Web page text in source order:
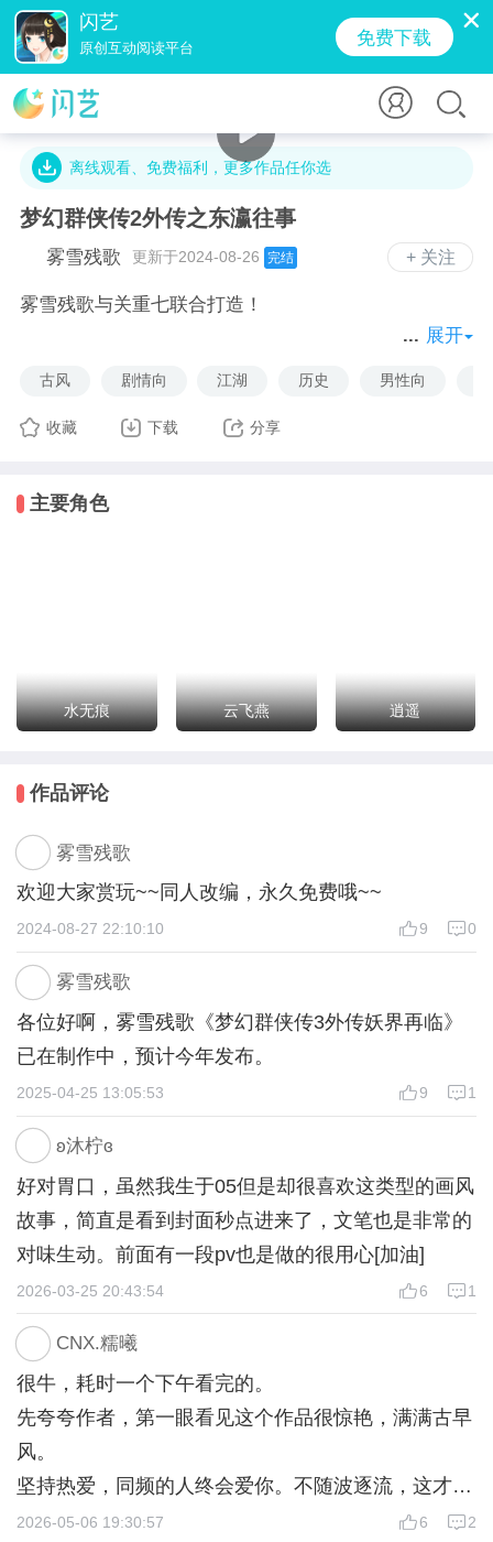
闪艺
原创互动阅读平台 免费下载
11.3万字 · 3659人气 · 367.9M · 1300贡献值
离线观看、免费福利，更多作品任你选
梦幻群侠传2外传之东瀛往事
+ 关注
雾雪残歌 更新于2024-08-26 完结
雾雪残歌与关重七联合打造！
回》的碟片。
当时这款感动了无数人的作品。安装完毕之后，运行游
戏，这趣味横生的故事，令人感动或热血的BMG，就算
失至亲的无助、深爱的女子嫁于他人时的那种撕心裂
肺。。。
前段时间又在想：如果或多或少改变其中几首BGM、在
开梦2的剧情又会如何呢？
雾雪制作了一款《梦幻群侠传2六道轮回》的外传系
列，《梦幻群侠传2外传东瀛往事》。
回到之前最开始的话题，群侠传系列带来的美好，还有
群侠传的剧情，在二十年前的国产中有很多。零几年的
曾经看过一句话，或许我们不是喜欢以前的国产游戏，
也不是喜欢以前的国产电视剧。我们是喜欢以前的社会
环境、人文背景和那些时光。
展开
古风 剧情向 江湖 历史 男性向
收藏 下载 分享
主要角色
水无痕 云飞燕 逍遥
作品评论
雾雪残歌
欢迎大家赏玩~~同人改编，永久免费哦~~
0
9
2024-08-27 22:10:10
雾雪残歌
各位好啊，雾雪残歌《梦幻群侠传3外传妖界再临》
已在制作中，预计今年发布。
1
9
2025-04-25 13:05:53
ʚ沐柠ɞ
好对胃口，虽然我生于05但是却很喜欢这类型的画风
故事，简直是看到封面秒点进来了，文笔也是非常的
对味生动。前面有一段pv也是做的很用心[加油]
1
6
2026-03-25 20:43:54
CNX.糯曦
很牛，耗时一个下午看完的。
先夸夸作者，第一眼看见这个作品很惊艳，满满古早
风。
坚持热爱，同频的人终会爱你。不随波逐流，这才是
我们这个世界的丰富多彩之处，希望能看见更多和作2
6
2026-05-06 19:30:57